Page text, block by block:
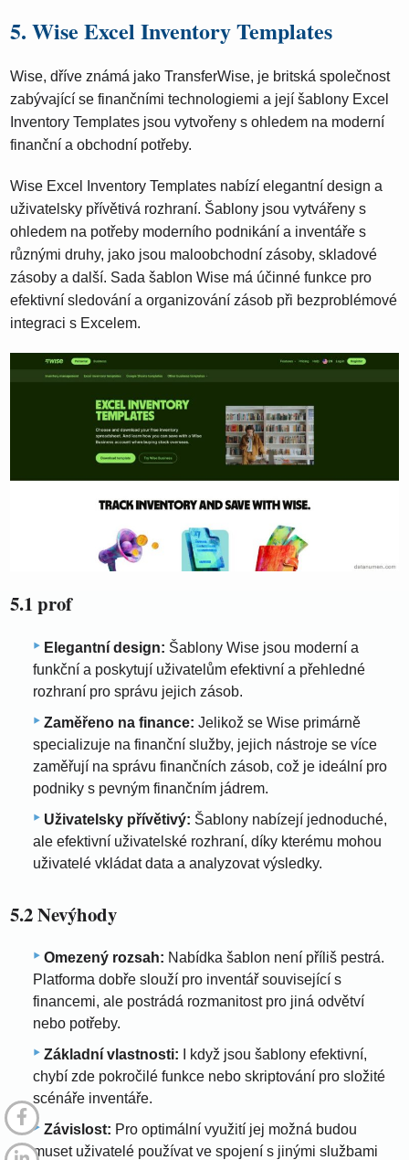
5. Wise Excel Inventory Templates
Wise, dříve známá jako TransferWise, je britská společnost
zabývající se finančními technologiemi a její šablony Excel
Inventory Templates jsou vytvořeny s ohledem na moderní
finanční a obchodní potřeby.
Wise Excel Inventory Templates nabízí elegantní design a
uživatelsky přívětivá rozhraní. Šablony jsou vytvářeny s
ohledem na potřeby moderního podnikání a inventáře s
různými druhy, jako jsou maloobchodní zásoby, skladové
zásoby a další. Sada šablon Wise má účinné funkce pro
efektivní sledování a organizování zásob při bezproblémové
integraci s Excelem.
5.1 prof
Elegantní design: Šablony Wise jsou moderní a
funkční a poskytují uživatelům efektivní a přehledné
rozhraní pro správu jejich zásob.
Zaměřeno na finance: Jelikož se Wise primárně
specializuje na finanční služby, jejich nástroje se více
zaměřují na správu finančních zásob, což je ideální pro
podniky s pevným finančním jádrem.
Uživatelsky přívětivý: Šablony nabízejí jednoduché,
ale efektivní uživatelské rozhraní, díky kterému mohou
uživatelé vkládat data a analyzovat výsledky.
5.2 Nevýhody
Omezený rozsah: Nabídka šablon není příliš pestrá.
Platforma dobře slouží pro inventář související s
financemi, ale postrádá rozmanitost pro jiná odvětví
nebo potřeby.
Základní vlastnosti: I když jsou šablony efektivní,
chybí zde pokročilé funkce nebo skriptování pro složité
scénáře inventáře.
Závislost: Pro optimální využití jej možná budou
muset uživatelé používat ve spojení s jinými službami